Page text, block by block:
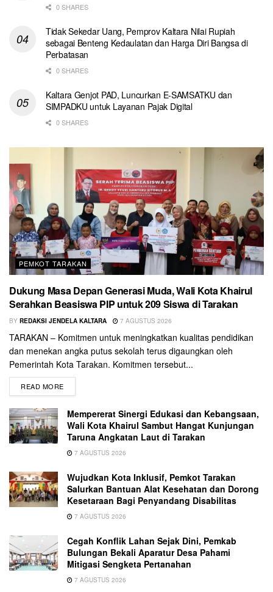
0 SHARES
Tidak Sekedar Uang, Pemprov Kaltara Nilai Rupiah
sebagai Benteng Kedaulatan dan Harga Diri Bangsa di
Perbatasan
0 SHARES
Kaltara Genjot PAD, Luncurkan E-SAMSATKU dan
SIMPADKU untuk Layanan Pajak Digital
0 SHARES
PEMKOT TARAKAN
Dukung Masa Depan Generasi Muda, Wali Kota Khairul
Serahkan Beasiswa PIP untuk 209 Siswa di Tarakan
BY REDAKSI JENDELA KALTARA 7 AGUSTUS 2026
TARAKAN – Komitmen untuk meningkatkan kualitas pendidikan
dan menekan angka putus sekolah terus digaungkan oleh
Pemerintah Kota Tarakan. Komitmen tersebut...
READ MORE
Mempererat Sinergi Edukasi dan Kebangsaan,
Wali Kota Khairul Sambut Hangat Kunjungan
Taruna Angkatan Laut di Tarakan
7 AGUSTUS 2026
Wujudkan Kota Inklusif, Pemkot Tarakan
Salurkan Bantuan Alat Kesehatan dan Dorong
Kesetaraan Bagi Penyandang Disabilitas
7 AGUSTUS 2026
Cegah Konflik Lahan Sejak Dini, Pemkab
Bulungan Bekali Aparatur Desa Pahami
Mitigasi Sengketa Pertanahan
7 AGUSTUS 2026